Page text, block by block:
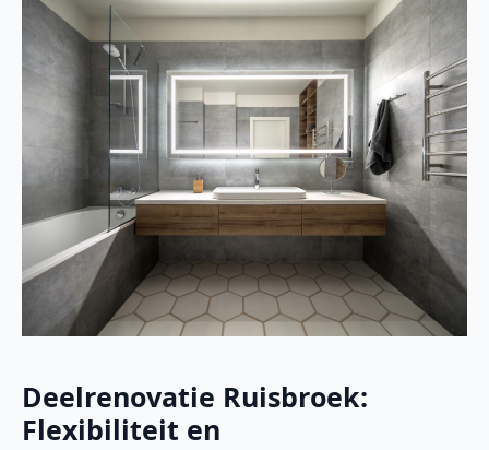
Deelrenovatie Ruisbroek:
Flexibiliteit en